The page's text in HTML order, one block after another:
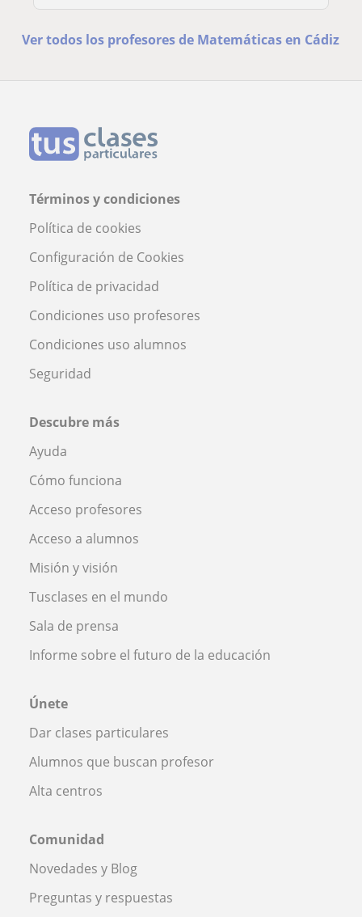
Ver todos los profesores de Matemáticas en Cádiz
Términos y condiciones
Política de cookies
Configuración de Cookies
Política de privacidad
Condiciones uso profesores
Condiciones uso alumnos
Seguridad
Descubre más
Ayuda
Cómo funciona
Acceso profesores
Acceso a alumnos
Misión y visión
Tusclases en el mundo
Sala de prensa
Informe sobre el futuro de la educación
Únete
Dar clases particulares
Alumnos que buscan profesor
Alta centros
Comunidad
Novedades y Blog
Preguntas y respuestas